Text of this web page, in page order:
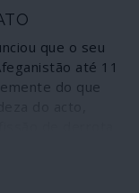
que o seu
até 11
do que